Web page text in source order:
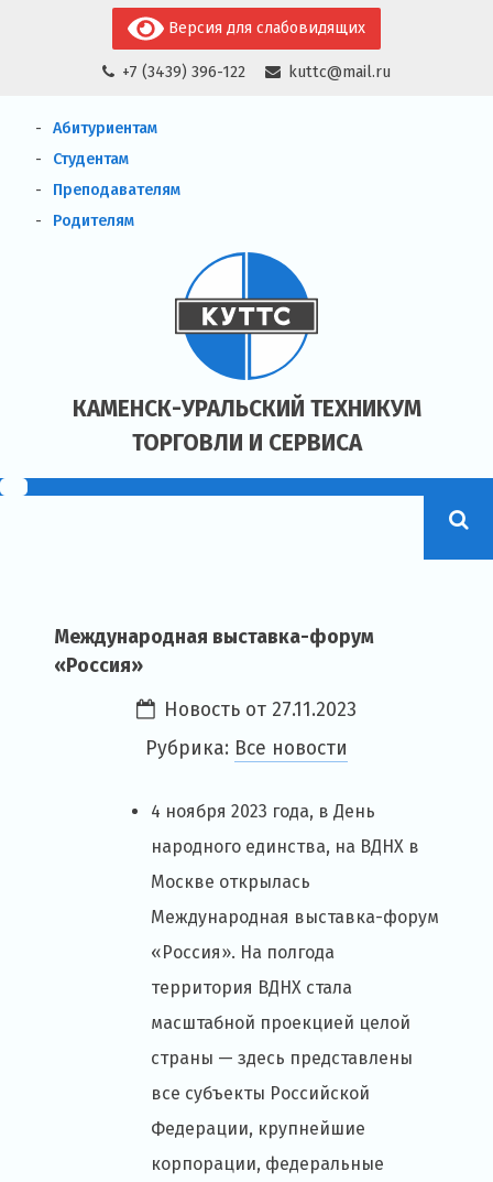
+7 (3439) 396-122 kuttc@mail.ru
Версия для слабовидящих
КАМЕНСК-УРАЛЬСКИЙ ТЕХНИКУМ
ТОРГОВЛИ И СЕРВИСА
Абитуриентам
Студентам
Преподавателям
Родителям
Международная выставка-форум
«Россия»
Новость от 27.11.2023
Рубрика: Все новости
4 ноября 2023 года, в День
народного единства, на ВДНХ в
Москве открылась
Международная выставка-форум
«Россия». На полгода
территория ВДНХ стала
масштабной проекцией целой
страны ­— здесь представлены
все субъекты Российской
Федерации, крупнейшие
корпорации, федеральные